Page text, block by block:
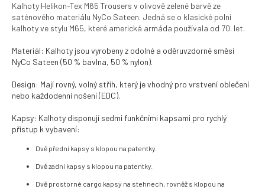
Kalhoty Helikon-Tex M65 Trousers v olivově zelené barvě ze
saténového materiálu NyCo Sateen. Jedná se o klasické polní
kalhoty ve stylu M65, které americká armáda používala od 70. let.
Materiál: Kalhoty jsou vyrobeny z odolné a oděruvzdorné směsi
NyCo Sateen (50 % bavlna, 50 % nylon).
Design: Mají rovný, volný střih, který je vhodný pro vrstvení oblečení
nebo každodenní nošení (EDC).
Kapsy: Kalhoty disponují sedmi funkčními kapsami pro rychlý
přístup k vybavení:
Dvě přední kapsy s klopou na patentky.
Dvě zadní kapsy s klopou na patentky.
Dvě prostorné cargo kapsy na stehnech, rovněž s klopou na